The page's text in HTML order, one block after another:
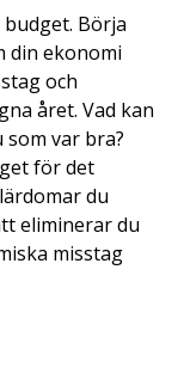
Börja
din ekonomi
och
året. Vad kan
som var bra?
för det
du
eliminerar du
misstag